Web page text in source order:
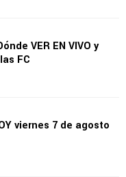
VER EN VIVO y
FC
viernes 7 de agosto